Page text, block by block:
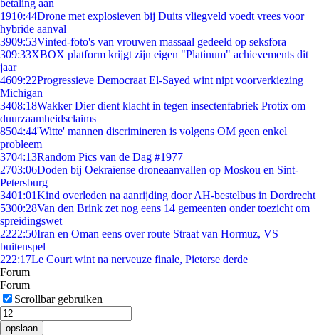
betaling aan
1910:44Drone met explosieven bij Duits vliegveld voedt vrees voor
hybride aanval
3909:53Vinted-foto's van vrouwen massaal gedeeld op seksfora
309:33XBOX platform krijgt zijn eigen "Platinum" achievements dit
jaar
4609:22Progressieve Democraat El-Sayed wint nipt voorverkiezing
Michigan
3408:18Wakker Dier dient klacht in tegen insectenfabriek Protix om
duurzaamheidsclaims
8504:44'Witte' mannen discrimineren is volgens OM geen enkel
probleem
3704:13Random Pics van de Dag #1977
2703:06Doden bij Oekraïense droneaanvallen op Moskou en Sint-
Petersburg
3401:01Kind overleden na aanrijding door AH-bestelbus in Dordrecht
5300:28Van den Brink zet nog eens 14 gemeenten onder toezicht om
spreidingswet
2222:50Iran en Oman eens over route Straat van Hormuz, VS
buitenspel
222:17Le Court wint na nerveuze finale, Pieterse derde
Forum
Forum
Scrollbar gebruiken
opslaan